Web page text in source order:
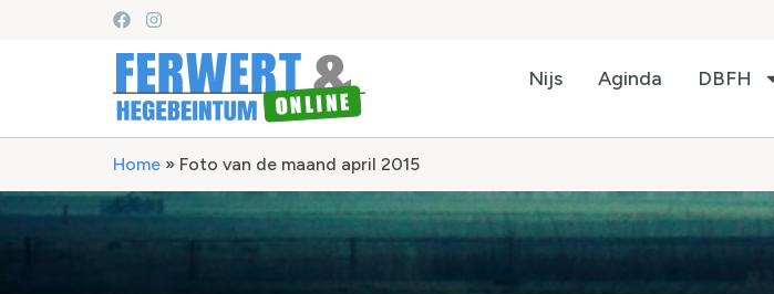
Nijs Aginda DBFH
Home » Foto van de maand april 2015